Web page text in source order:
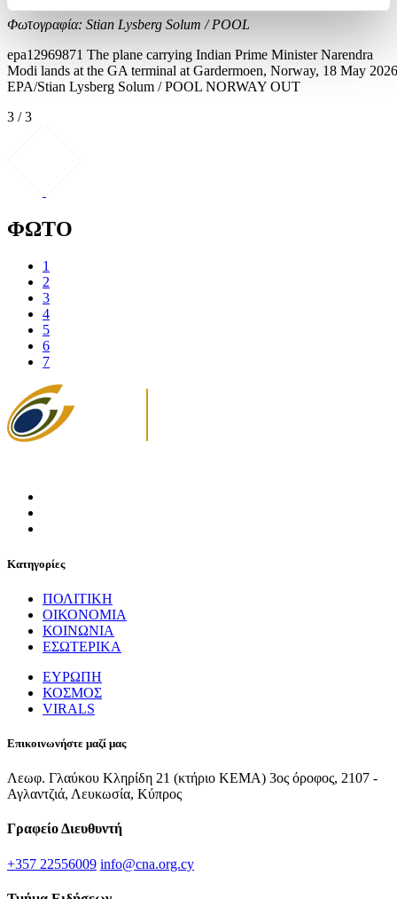
Φωτογραφία: Stian Lysberg Solum / POOL
epa12969871 The plane carrying Indian Prime Minister Narendra
Modi lands at the GA terminal at Gardermoen, Norway, 18 May
EPA/Stian Lysberg Solum / POOL NORWAY OUT
3 / 3
ΦΩΤΟ
1
2
3
4
5
6
7
Κατηγορίες
ΠΟΛΙΤΙΚΗ
ΟΙΚΟΝΟΜΙΑ
ΚΟΙΝΩΝΙΑ
ΕΣΩΤΕΡΙΚΑ
ΕΥΡΩΠΗ
ΚΟΣΜΟΣ
VIRALS
Επικοινωνήστε μαζί μας
Λεωφ. Γλαύκου Κληρίδη 21 (κτήριο ΚΕΜΑ) 3ος όροφος, 2107 -
Αγλαντζιά, Λευκωσία, Κύπρος
Γραφείο Διευθυντή
+357 22556009 info@cna.org.cy